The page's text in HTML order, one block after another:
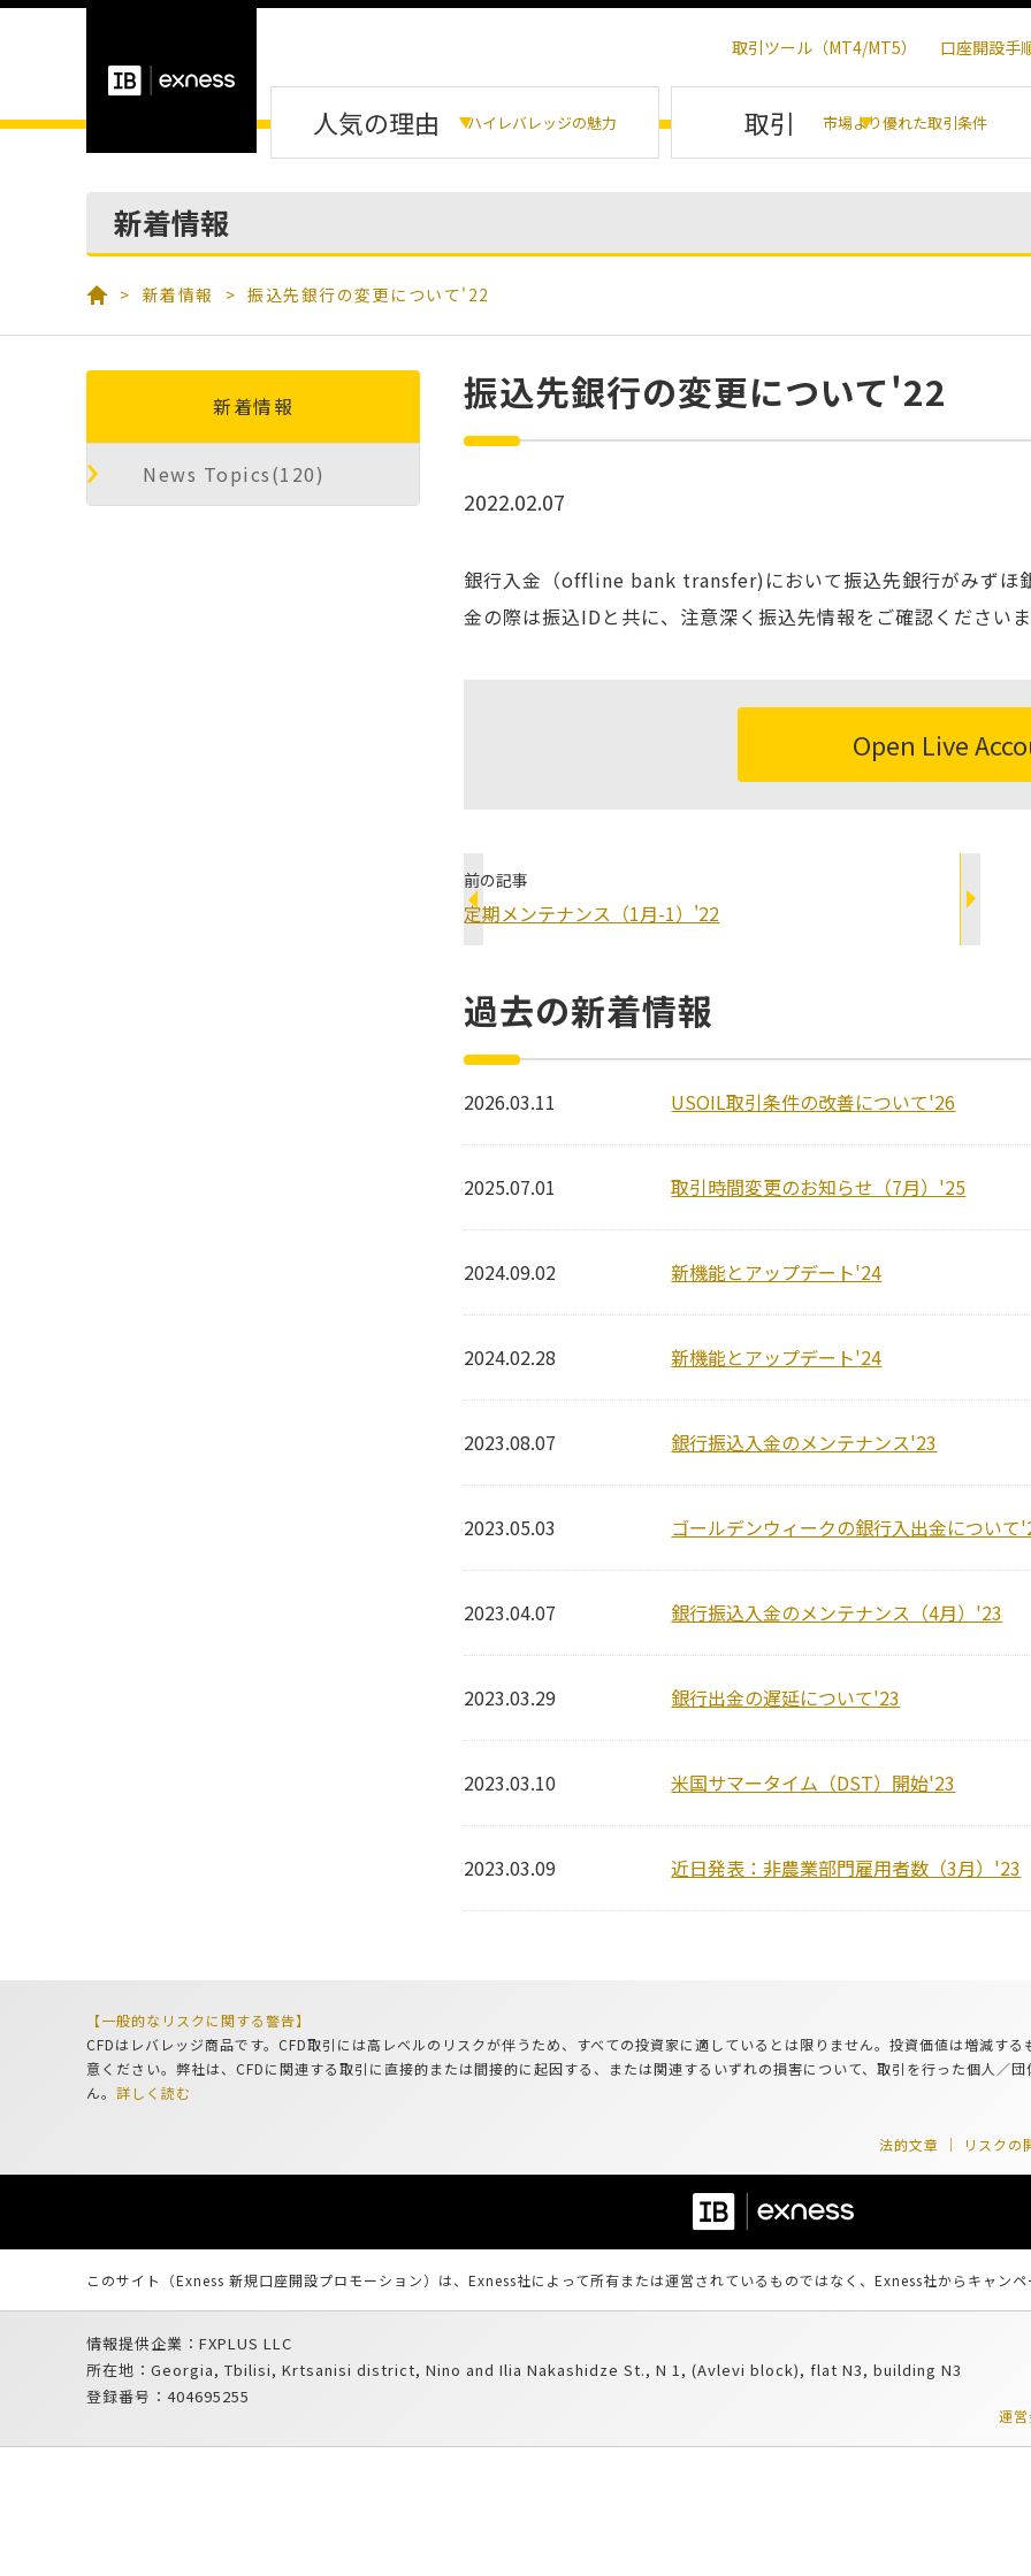
取引ツール（MT4/MT5） 口座開設手
人気の理由 ハイレバレッジの魅力 取引 市場より優れた取引条件
新着情報
新着情報 振込先銀行の変更について'22
振込先銀行の変更について'22
2022.02.07
銀行入金（offline bank transfer)において振込先銀行がみずほ
金の際は振込IDと共に、注意深く振込先情報をご確認ください
Open Live
前の記事
定期メンテナンス（1月-1）'22
過去の新着情報
2026.03.11 USOIL取引条件の改善について'26
2025.07.01 取引時間変更のお知らせ（7月）'25
2024.09.02 新機能とアップデート'24
2024.02.28 新機能とアップデート'24
2023.08.07 銀行振込入金のメンテナンス'23
2023.05.03 ゴールデンウィークの銀行入出金について
2023.04.07 銀行振込入金のメンテナンス（4月）'23
2023.03.29 銀行出金の遅延について'23
2023.03.10 米国サマータイム（DST）開始'23
2023.03.09 近日発表：非農業部門雇用者数（3月）'23
新着情報
News Topics(120)
【一般的なリスクに関する警告】
CFDはレバレッジ商品です。CFD取引には高レベルのリスクが伴うため、すべての投資家に適しているとは限りません。投資価値は増減す
意ください。弊社は、CFDに関連する取引に直接的または間接的に起因する、または関連するいずれの損害について、取引を行った個人／
ん。 詳しく読む
法的文章 リスクの
このサイト（Exness 新規口座開設プロモーション）は、Exness社によって所有または運営されているものではなく、Exness社からキャン
情報提供企業：FXPLUS LLC
所在地：Georgia, Tbilisi, Krtsanisi district, Nino and Ilia Nakashidze St., N 1, (Avlevi block), flat N3, building N3
登録番号：404695255
運